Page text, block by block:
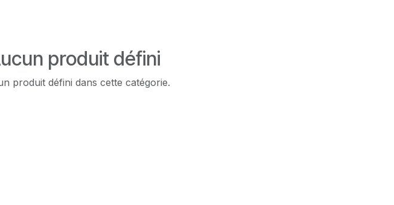
produit défini
produit défini dans cette catégorie.